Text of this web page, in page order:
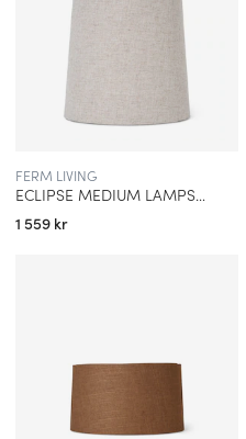
FERM LIVING
ECLIPSE MEDIUM LAMPSKÄRM NATUR
1 559 kr